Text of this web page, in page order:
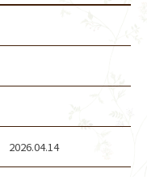
2026.04.14